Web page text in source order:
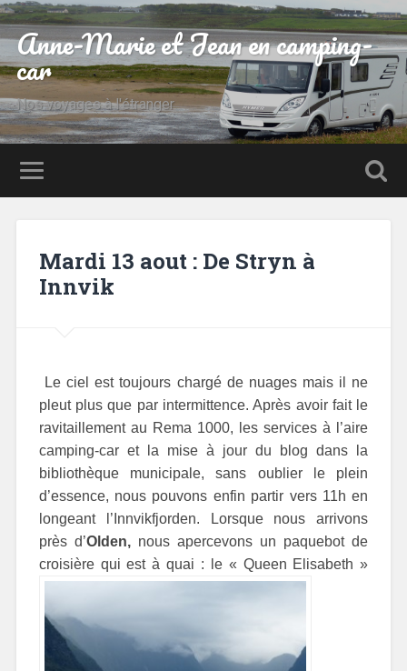
Anne-Marie et Jean en camping-
car
Nos voyages à l'étranger
Mardi 13 aout : De Stryn à
Innvik
Le ciel est toujours chargé de nuages mais il ne
pleut plus que par intermittence. Après avoir fait le
ravitaillement au Rema 1000, les services à l’aire
camping-car et la mise à jour du blog dans la
bibliothèque municipale, sans oublier le plein
d’essence, nous pouvons enfin partir vers 11h en
longeant l’Innvikfjorden. Lorsque nous arrivons
près d’Olden,nous apercevons un paquebot de
croisière qui est à quai : le « Queen Elisabeth »